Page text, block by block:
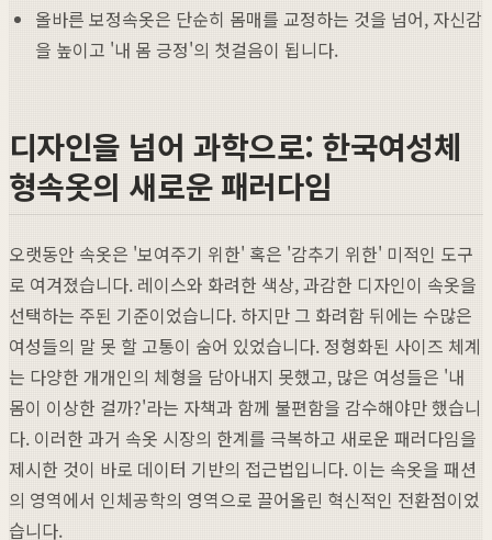
올바른 보정속옷은 단순히 몸매를 교정하는 것을 넘어, 자신감
을 높이고 '내 몸 긍정'의 첫걸음이 됩니다.
디자인을 넘어 과학으로: 한국여성체
형속옷의 새로운 패러다임
오랫동안 속옷은 '보여주기 위한' 혹은 '감추기 위한' 미적인 도구
로 여겨졌습니다. 레이스와 화려한 색상, 과감한 디자인이 속옷을
선택하는 주된 기준이었습니다. 하지만 그 화려함 뒤에는 수많은
여성들의 말 못 할 고통이 숨어 있었습니다. 정형화된 사이즈 체계
는 다양한 개개인의 체형을 담아내지 못했고, 많은 여성들은 '내
몸이 이상한 걸까?'라는 자책과 함께 불편함을 감수해야만 했습니
다. 이러한 과거 속옷 시장의 한계를 극복하고 새로운 패러다임을
제시한 것이 바로 데이터 기반의 접근법입니다. 이는 속옷을 패션
의 영역에서 인체공학의 영역으로 끌어올린 혁신적인 전환점이었
습니다.